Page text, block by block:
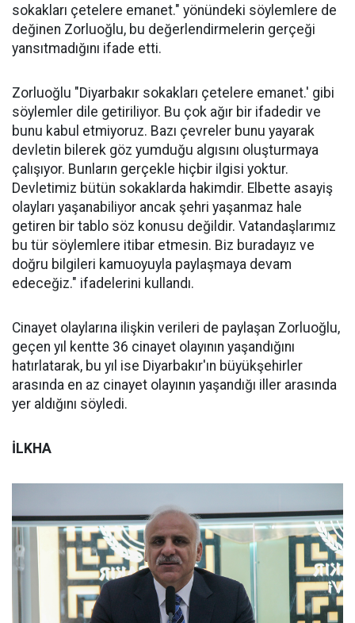
sokakları çetelere emanet." yönündeki söylemlere de
değinen Zorluoğlu, bu değerlendirmelerin gerçeği
yansıtmadığını ifade etti.
Zorluoğlu "Diyarbakır sokakları çetelere emanet.' gibi
söylemler dile getiriliyor. Bu çok ağır bir ifadedir ve
bunu kabul etmiyoruz. Bazı çevreler bunu yayarak
devletin bilerek göz yumduğu algısını oluşturmaya
çalışıyor. Bunların gerçekle hiçbir ilgisi yoktur.
Devletimiz bütün sokaklarda hakimdir. Elbette asayiş
olayları yaşanabiliyor ancak şehri yaşanmaz hale
getiren bir tablo söz konusu değildir. Vatandaşlarımız
bu tür söylemlere itibar etmesin. Biz buradayız ve
doğru bilgileri kamuoyuyla paylaşmaya devam
edeceğiz." ifadelerini kullandı.
Cinayet olaylarına ilişkin verileri de paylaşan Zorluoğlu,
geçen yıl kentte 36 cinayet olayının yaşandığını
hatırlatarak, bu yıl ise Diyarbakır'ın büyükşehirler
arasında en az cinayet olayının yaşandığı iller arasında
yer aldığını söyledi.
İLKHA